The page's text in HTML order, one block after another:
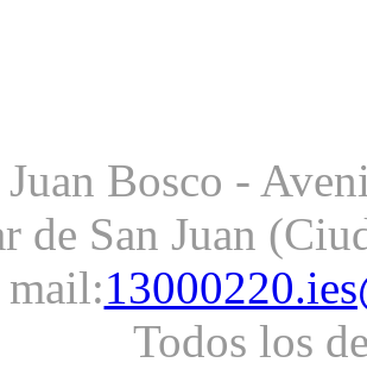
Bosco -
de San Juan
mail:
Todos los